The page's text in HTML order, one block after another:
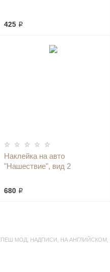
425 ₽
Наклейка на авто
"Нашествие", вид 2
680 ₽
МОД НАДПИСИ НА АНГЛИЙСКОМ